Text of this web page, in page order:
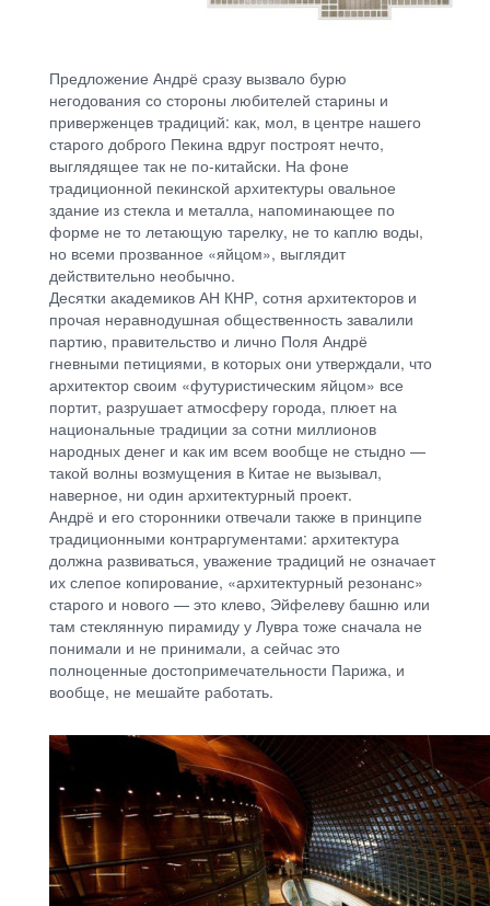
Предложение Андрё сразу вызвало бурю
негодования со стороны любителей старины и
приверженцев традиций: как, мол, в центре нашего
старого доброго Пекина вдруг построят нечто,
выглядящее так не по-китайски. На фоне
традиционной пекинской архитектуры овальное
здание из стекла и металла, напоминающее по
форме не то летающую тарелку, не то каплю воды,
но всеми прозванное «яйцом», выглядит
действительно необычно.
Десятки академиков АН КНР, сотня архитекторов и
прочая неравнодушная общественность завалили
партию, правительство и лично Поля Андрё
гневными петициями, в которых они утверждали, что
архитектор своим «футуристическим яйцом» все
портит, разрушает атмосферу города, плюет на
национальные традиции за сотни миллионов
народных денег и как им всем вообще не стыдно —
такой волны возмущения в Китае не вызывал,
наверное, ни один архитектурный проект.
Андрё и его сторонники отвечали также в принципе
традиционными контраргументами: архитектура
должна развиваться, уважение традиций не означает
их слепое копирование, «архитектурный резонанс»
старого и нового — это клево, Эйфелеву башню или
там стеклянную пирамиду у Лувра тоже сначала не
понимали и не принимали, а сейчас это
полноценные достопримечательности Парижа, и
вообще, не мешайте работать.